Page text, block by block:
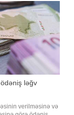
sakini Ə.Quliyev
məlum olub.
ləğv
verilməsinə və